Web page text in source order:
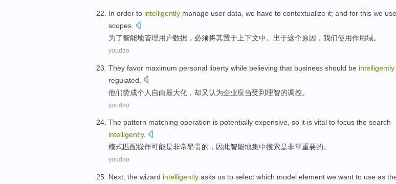
In order to intelligently manage user data , we have to contextualize it; and for this we use
scopes
为了智能地管理用户数据 ， 必须将其置于 上下文中。出于这个原因， 我们使用作用域。
youdao
They favor maximum personal liberty while believing that business should be intelligently
regulated
他们赞成个人 自由最大化 ， 却又认为企业应当受到理智的调控。
youdao
The pattern matching operation is potentially expensive, so it is vital to focus the search
intelligently.
模式匹配操作可能是非常昂贵的， 因此智能地集中搜索是非常重要的。
youdao
Next the wizard intelligently asks us to select which model element we want to use as